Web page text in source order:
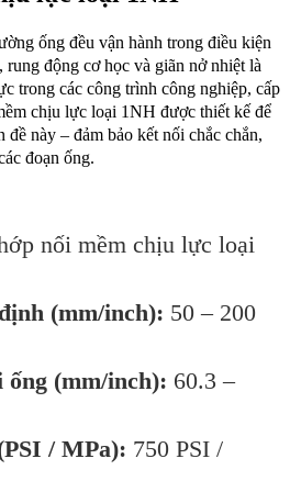
ống đều vận hành trong điều kiện
động cơ học và giãn nở nhiệt là
trong các công trình công nghiệp, cấp
chịu lực loại 1NH được thiết kế để
này – đảm bảo kết nối chắc chắn,
đoạn ống.
nối mềm chịu lực loại
(mm/inch): 50 – 200
(mm/inch): 60.3 –
/ MPa): 750 PSI /